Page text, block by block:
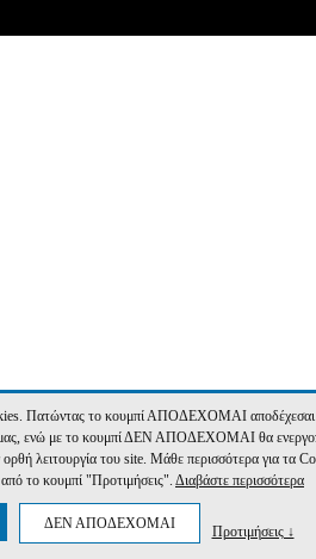
Πατώντας το κουμπί ΑΠΟΔΕΧΟΜΑΙ
μας, ενώ με το κουμπί ΔΕΝ ΑΠΟΔΕΧΟΜΑΙ θα
λειτουργία του site. Μάθε περισσότερα για τα
το κουμπί "Προτιμήσεις". Διαβάστε περισσότερα
ΔΕΝ ΑΠΟΔΕΧΟΜΑΙ Προτιμήσεις ↓